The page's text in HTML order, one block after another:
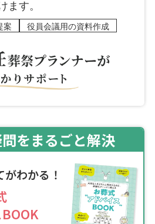
ます。
案 役員会議用の資料作成
をまるごと解決
わかる！